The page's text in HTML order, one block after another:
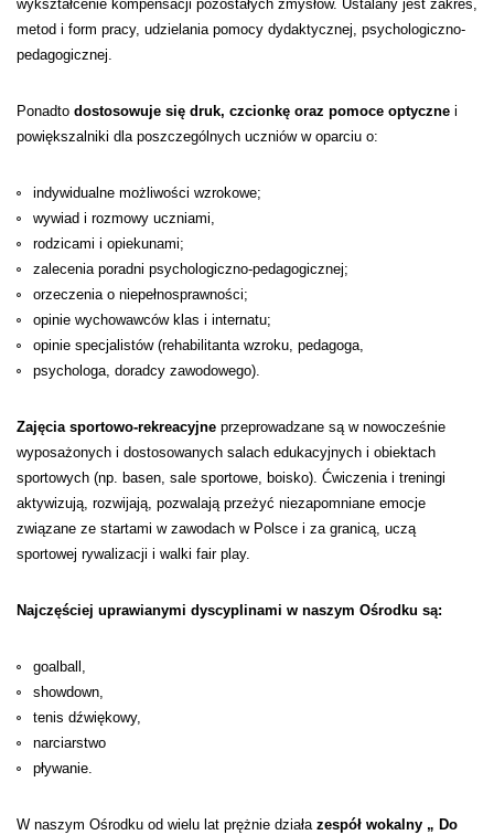
wykształcenie kompensacji pozostałych zmysłów. Ustalany jest zakres,
metod i form pracy, udzielania pomocy dydaktycznej, psychologiczno-
pedagogicznej.
Ponadto dostosowuje się druk, czcionkę oraz pomoce optyczne i
powiększalniki dla poszczególnych uczniów w oparciu o:
indywidualne możliwości wzrokowe;
wywiad i rozmowy uczniami,
rodzicami i opiekunami;
zalecenia poradni psychologiczno-pedagogicznej;
orzeczenia o niepełnosprawności;
opinie wychowawców klas i internatu;
opinie specjalistów (rehabilitanta wzroku, pedagoga,
psychologa, doradcy zawodowego).
Zajęcia sportowo-rekreacyjne przeprowadzane są w nowocześnie
wyposażonych i dostosowanych salach edukacyjnych i obiektach
sportowych (np. basen, sale sportowe, boisko). Ćwiczenia i treningi
aktywizują, rozwijają, pozwalają przeżyć niezapomniane emocje
związane ze startami w zawodach w Polsce i za granicą, uczą
sportowej rywalizacji i walki fair play.
Najczęściej uprawianymi dyscyplinami w naszym Ośrodku są:
goalball,
showdown,
tenis dźwiękowy,
narciarstwo
pływanie.
W naszym Ośrodku od wielu lat prężnie działazespół wokalny „ Do